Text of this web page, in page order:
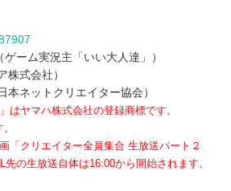
ーム実況主「いい大人達」）
式会社）
ネットクリエイター協会）
ヤマハ株式会社の登録商標です。
「クリエイター全員集合 生放送パート２
の生放送自体は16:00から開始されます。